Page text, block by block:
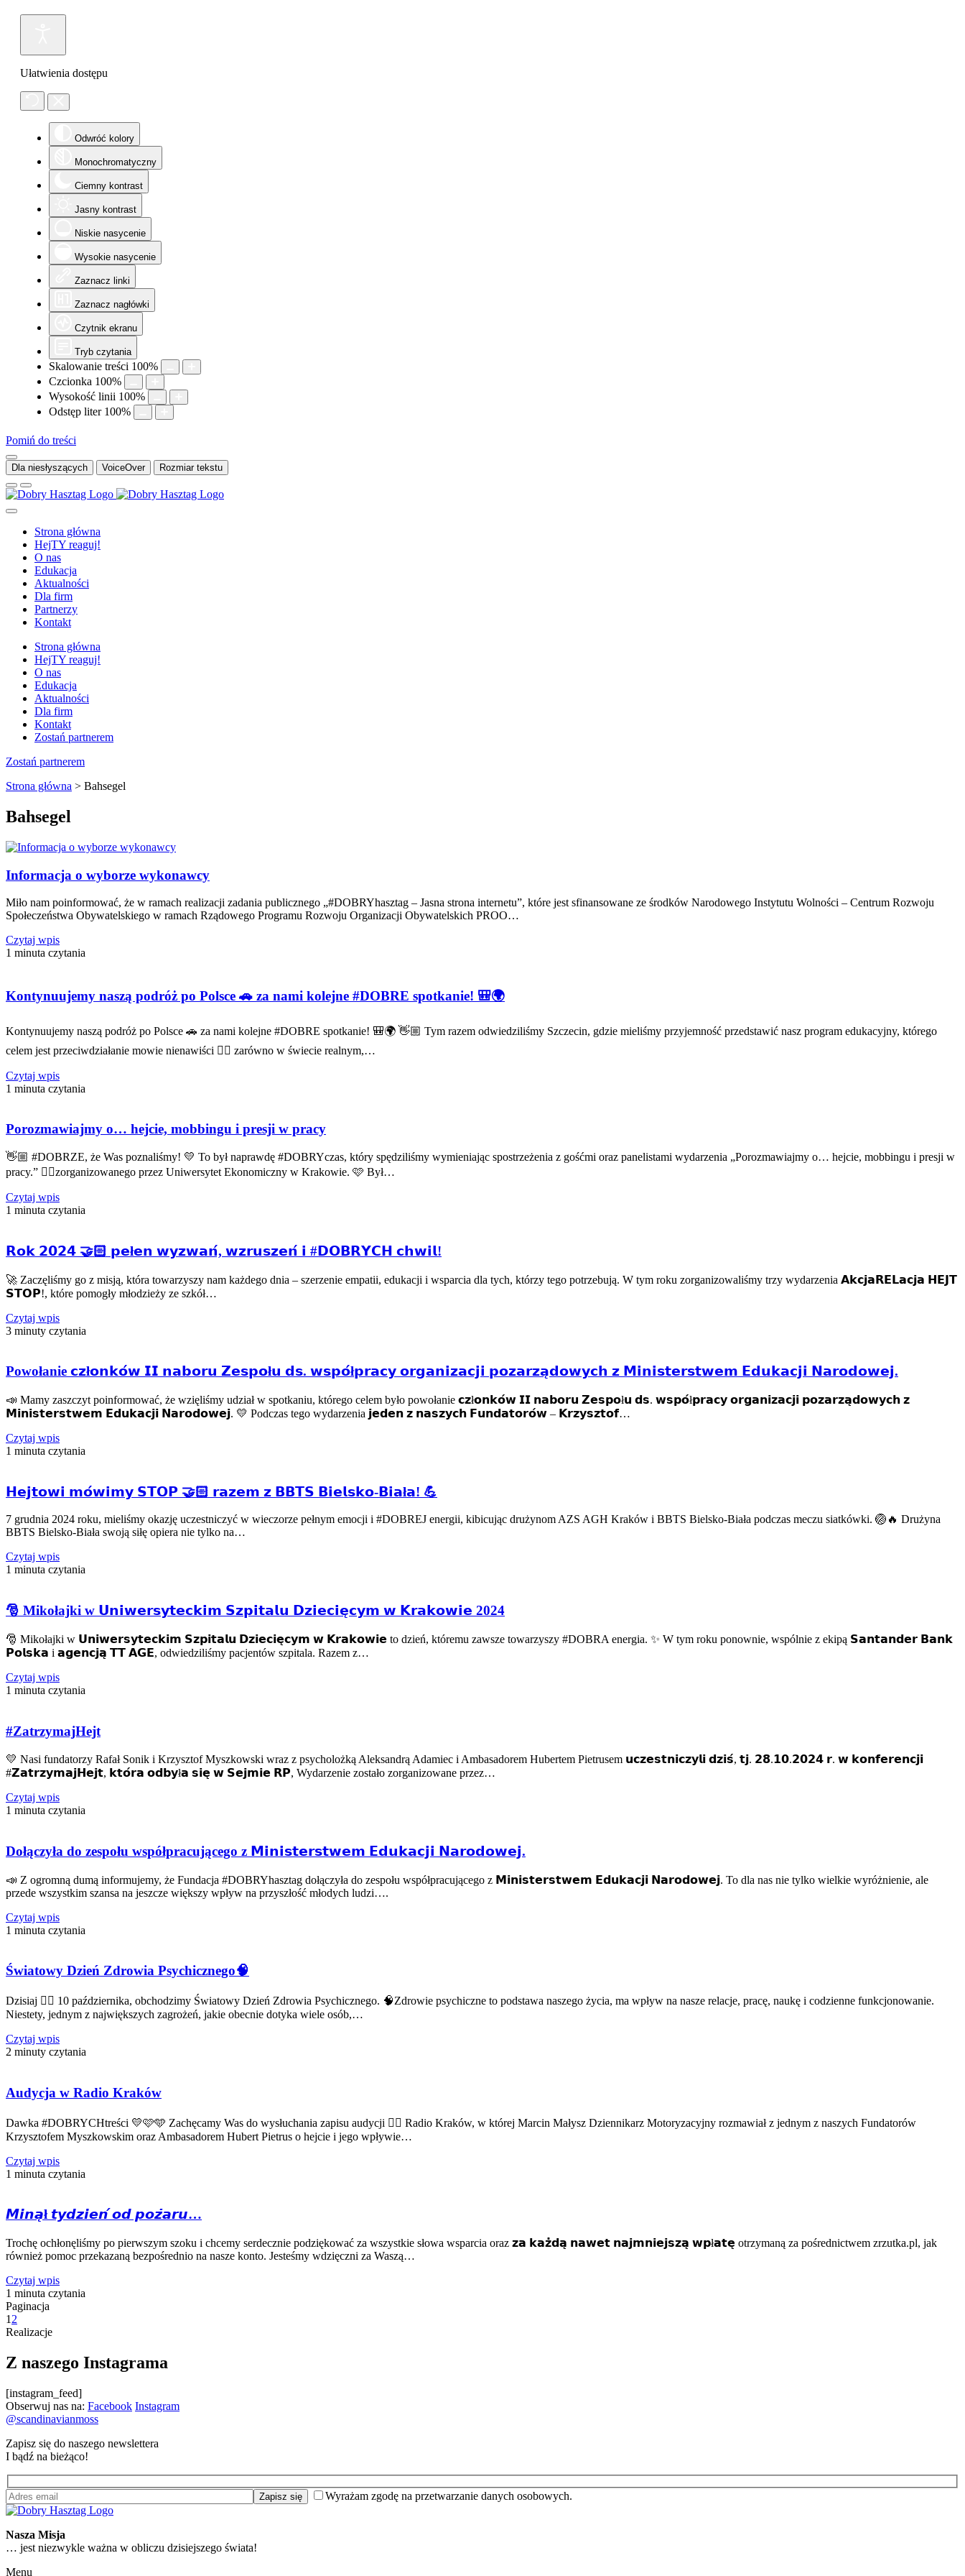
Ułatwienia dostępu
Odwróć kolory
Monochromatyczny
Ciemny kontrast
Jasny kontrast
Niskie nasycenie
Wysokie nasycenie
Zaznacz linki
Zaznacz nagłówki
Czytnik ekranu
Tryb czytania
Skalowanie treści 100%
Czcionka 100%
Wysokość linii 100%
Odstęp liter 100%
Pomiń do treści
Dla niesłyszących VoiceOver Rozmiar tekstu
Strona główna
HejTY reaguj!
O nas
Edukacja
Aktualności
Dla firm
Partnerzy
Kontakt
Strona główna
HejTY reaguj!
O nas
Edukacja
Aktualności
Dla firm
Kontakt
Zostań partnerem
Zostań partnerem
Strona główna > Bahsegel
Bahsegel
Informacja o wyborze wykonawcy
Miło nam poinformować, że w ramach realizacji zadania publicznego „#DOBRYhasztag – Jasna strona internetu”, które jest sfinansowane ze środków Narodowego Instytutu Wolności – Centrum Rozwoju
Społeczeństwa Obywatelskiego w ramach Rządowego Programu Rozwoju Organizacji Obywatelskich PROO…
Czytaj wpis
1 minuta czytania
Kontynuujemy naszą podróż po Polsce 🚗 za nami kolejne #DOBRE spotkanie! 🎒🌍
Kontynuujemy naszą podróż po Polsce 🚗 za nami kolejne #DOBRE spotkanie! 🎒🌍 👋🏼 Tym razem odwiedziliśmy Szczecin, gdzie mieliśmy przyjemność przedstawić nasz program edukacyjny, którego
celem jest przeciwdziałanie mowie nienawiści 👉🏻 zarówno w świecie realnym,…
Czytaj wpis
1 minuta czytania
Porozmawiajmy o… hejcie, mobbingu i presji w pracy
👋🏼 #DOBRZE, że Was poznaliśmy! 💛 To był naprawdę #DOBRYczas, który spędziliśmy wymieniając spostrzeżenia z gośćmi oraz panelistami wydarzenia „Porozmawiajmy o… hejcie, mobbingu i presji w
pracy.” 👉🏻zorganizowanego przez Uniwersytet Ekonomiczny w Krakowie. 🩷 Był…
Czytaj wpis
1 minuta czytania
𝗥𝗼𝗸 𝟮𝟬𝟮𝟰 🤝🏻 𝗽𝗲ł𝗲𝗻 𝘄𝘆𝘇𝘄𝗮𝗻́, 𝘄𝘇𝗿𝘂𝘀𝘇𝗲𝗻́ 𝗶 #𝗗𝗢𝗕𝗥𝗬𝗖𝗛 𝗰𝗵𝘄𝗶𝗹!
🚀 Zaczęliśmy go z misją, która towarzyszy nam każdego dnia – szerzenie empatii, edukacji i wsparcia dla tych, którzy tego potrzebują. W tym roku zorganizowaliśmy trzy wydarzenia 𝗔𝗸𝗰𝗷𝗮𝗥𝗘𝗟𝗮𝗰𝗷𝗮 𝗛𝗘𝗝𝗧
𝗦𝗧𝗢𝗣!, które pomogły młodzieży ze szkół…
Czytaj wpis
3 minuty czytania
Powołanie 𝗰𝘇ł𝗼𝗻𝗸𝗼́𝘄 𝗜𝗜 𝗻𝗮𝗯𝗼𝗿𝘂 𝗭𝗲𝘀𝗽𝗼ł𝘂 𝗱𝘀. 𝘄𝘀𝗽𝗼́ł𝗽𝗿𝗮𝗰𝘆 𝗼𝗿𝗴𝗮𝗻𝗶𝘇𝗮𝗰𝗷𝗶 𝗽𝗼𝘇𝗮𝗿𝘇𝗮̨𝗱𝗼𝘄𝘆𝗰𝗵 𝘇 𝗠𝗶𝗻𝗶𝘀𝘁𝗲𝗿𝘀𝘁𝘄𝗲𝗺 𝗘𝗱𝘂𝗸𝗮𝗰𝗷𝗶 𝗡𝗮𝗿𝗼𝗱𝗼𝘄𝗲𝗷.
📣 Mamy zaszczyt poinformować, że wzięliśmy udział w spotkaniu, którego celem było powołanie 𝗰𝘇ł𝗼𝗻𝗸𝗼́𝘄 𝗜𝗜 𝗻𝗮𝗯𝗼𝗿𝘂 𝗭𝗲𝘀𝗽𝗼ł𝘂 𝗱𝘀. 𝘄𝘀𝗽𝗼́ł𝗽𝗿𝗮𝗰𝘆 𝗼𝗿𝗴𝗮𝗻𝗶𝘇𝗮𝗰𝗷𝗶 𝗽𝗼𝘇𝗮𝗿𝘇𝗮̨𝗱𝗼𝘄𝘆𝗰𝗵 𝘇
𝗠𝗶𝗻𝗶𝘀𝘁𝗲𝗿𝘀𝘁𝘄𝗲𝗺 𝗘𝗱𝘂𝗸𝗮𝗰𝗷𝗶 𝗡𝗮𝗿𝗼𝗱𝗼𝘄𝗲𝗷. 💛 Podczas tego wydarzenia 𝗷𝗲𝗱𝗲𝗻 𝘇 𝗻𝗮𝘀𝘇𝘆𝗰𝗵 𝗙𝘂𝗻𝗱𝗮𝘁𝗼𝗿𝗼́𝘄 – 𝗞𝗿𝘇𝘆𝘀𝘇𝘁𝗼𝗳…
Czytaj wpis
1 minuta czytania
𝗛𝗲𝗷𝘁𝗼𝘄𝗶 𝗺𝗼́𝘄𝗶𝗺𝘆 𝗦𝗧𝗢𝗣 🤝🏻 𝗿𝗮𝘇𝗲𝗺 𝘇 𝗕𝗕𝗧𝗦 𝗕𝗶𝗲𝗹𝘀𝗸𝗼-𝗕𝗶𝗮ł𝗮! 💪
7 grudnia 2024 roku, mieliśmy okazję uczestniczyć w wieczorze pełnym emocji i #DOBREJ energii, kibicując drużynom AZS AGH Kraków i BBTS Bielsko-Biała podczas meczu siatkówki. 🏐🔥 Drużyna
BBTS Bielsko-Biała swoją siłę opiera nie tylko na…
Czytaj wpis
1 minuta czytania
🎅 Mikołajki w 𝗨𝗻𝗶𝘄𝗲𝗿𝘀𝘆𝘁𝗲𝗰𝗸𝗶𝗺 𝗦𝘇𝗽𝗶𝘁𝗮𝗹𝘂 𝗗𝘇𝗶𝗲𝗰𝗶𝗲̨𝗰𝘆𝗺 𝘄 𝗞𝗿𝗮𝗸𝗼𝘄𝗶𝗲 2024
🎅 Mikołajki w 𝗨𝗻𝗶𝘄𝗲𝗿𝘀𝘆𝘁𝗲𝗰𝗸𝗶𝗺 𝗦𝘇𝗽𝗶𝘁𝗮𝗹𝘂 𝗗𝘇𝗶𝗲𝗰𝗶𝗲̨𝗰𝘆𝗺 𝘄 𝗞𝗿𝗮𝗸𝗼𝘄𝗶𝗲 to dzień, któremu zawsze towarzyszy #DOBRA energia. ✨ W tym roku ponownie, wspólnie z ekipą 𝗦𝗮𝗻𝘁𝗮𝗻𝗱𝗲𝗿 𝗕𝗮𝗻𝗸
𝗣𝗼𝗹𝘀𝗸𝗮 i 𝗮𝗴𝗲𝗻𝗰𝗷𝗮̨ 𝗧𝗧 𝗔𝗚𝗘, odwiedziliśmy pacjentów szpitala. Razem z…
Czytaj wpis
1 minuta czytania
#ZatrzymajHejt
💛 Nasi fundatorzy Rafał Sonik i Krzysztof Myszkowski wraz z psycholożką Aleksandrą Adamiec i Ambasadorem Hubertem Pietrusem 𝘂𝗰𝘇𝗲𝘀𝘁𝗻𝗶𝗰𝘇𝘆𝗹𝗶 𝗱𝘇𝗶𝘀́, 𝘁𝗷. 𝟮𝟴.𝟭𝟬.𝟮𝟬𝟮𝟰 𝗿. 𝘄 𝗸𝗼𝗻𝗳𝗲𝗿𝗲𝗻𝗰𝗷𝗶
#𝗭𝗮𝘁𝗿𝘇𝘆𝗺𝗮𝗷𝗛𝗲𝗷𝘁, 𝗸𝘁𝗼́𝗿𝗮 𝗼𝗱𝗯𝘆ł𝗮 𝘀𝗶𝗲̨ 𝘄 𝗦𝗲𝗷𝗺𝗶𝗲 𝗥𝗣, Wydarzenie zostało zorganizowane przez…
Czytaj wpis
1 minuta czytania
Dołączyła do zespołu współpracującego z 𝗠𝗶𝗻𝗶𝘀𝘁𝗲𝗿𝘀𝘁𝘄𝗲𝗺 𝗘𝗱𝘂𝗸𝗮𝗰𝗷𝗶 𝗡𝗮𝗿𝗼𝗱𝗼𝘄𝗲𝗷.
📣 Z ogromną dumą informujemy, że Fundacja #DOBRYhasztag dołączyła do zespołu współpracującego z 𝗠𝗶𝗻𝗶𝘀𝘁𝗲𝗿𝘀𝘁𝘄𝗲𝗺 𝗘𝗱𝘂𝗸𝗮𝗰𝗷𝗶 𝗡𝗮𝗿𝗼𝗱𝗼𝘄𝗲𝗷. To dla nas nie tylko wielkie wyróżnienie, ale
przede wszystkim szansa na jeszcze większy wpływ na przyszłość młodych ludzi….
Czytaj wpis
1 minuta czytania
Światowy Dzień Zdrowia Psychicznego🧠
Dzisiaj 👉🏻 10 października, obchodzimy Światowy Dzień Zdrowia Psychicznego. 🧠Zdrowie psychiczne to podstawa naszego życia, ma wpływ na nasze relacje, pracę, naukę i codzienne funkcjonowanie.
Niestety, jednym z największych zagrożeń, jakie obecnie dotyka wiele osób,…
Czytaj wpis
2 minuty czytania
Audycja w Radio Kraków
Dawka #DOBRYCHtreści 💛🩷🩵 Zachęcamy Was do wysłuchania zapisu audycji 👉🏻 Radio Kraków, w której Marcin Małysz Dziennikarz Motoryzacyjny rozmawiał z jednym z naszych Fundatorów
Krzysztofem Myszkowskim oraz Ambasadorem Hubert Pietrus o hejcie i jego wpływie…
Czytaj wpis
1 minuta czytania
𝙈𝙞𝙣𝙖̨ł 𝙩𝙮𝙙𝙯𝙞𝙚𝙣́ 𝙤𝙙 𝙥𝙤𝙯̇𝙖𝙧𝙪…
Trochę ochłonęliśmy po pierwszym szoku i chcemy serdecznie podziękować za wszystkie słowa wsparcia oraz 𝘇𝗮 𝗸𝗮𝘇̇𝗱𝗮̨ 𝗻𝗮𝘄𝗲𝘁 𝗻𝗮𝗷𝗺𝗻𝗶𝗲𝗷𝘀𝘇𝗮̨ 𝘄𝗽ł𝗮𝘁𝗲̨ otrzymaną za pośrednictwem zrzutka.pl, jak
również pomoc przekazaną bezpośrednio na nasze konto. Jesteśmy wdzięczni za Waszą…
Czytaj wpis
1 minuta czytania
Paginacja
1 2
Realizacje
Z naszego Instagrama
[instagram_feed]
Obserwuj nas na: Facebook Instagram
@scandinavianmoss
Zapisz się do naszego newslettera
I bądź na bieżąco!
Wyrażam zgodę na przetwarzanie danych osobowych.
Nasza Misja
… jest niezwykle ważna w obliczu dzisiejszego świata!
Menu